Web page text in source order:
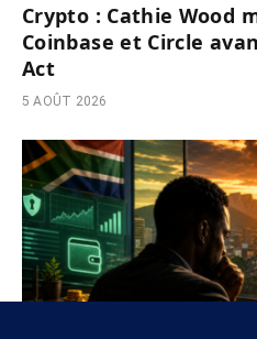
Crypto : Cathie Wood
Coinbase et Circle
Act
5 AOÛT 2026